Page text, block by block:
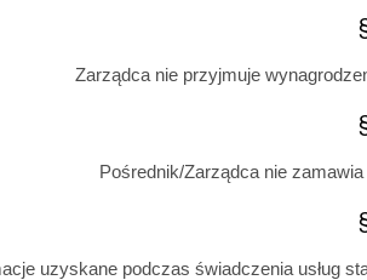
Zarządca nie przyjmuje
Pośrednik/Zarządca nie zamawia
uzyskane podczas świadczenia usług